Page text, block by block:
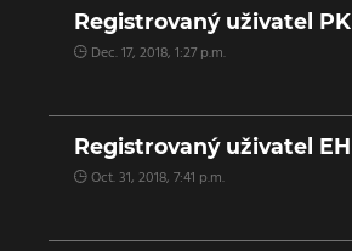
Registrovaný uživatel PK
Dec. 17, 2018, 1:27 p.m.
Registrovaný uživatel EH
Oct. 31, 2018, 7:41 p.m.